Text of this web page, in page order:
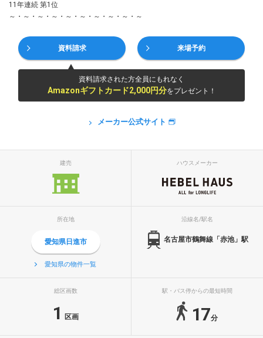
11年連続 第1位
～・～・～・～・～・～・～・～・～・～
資料請求 来場予約
資料請求された方全員にもれなく
Amazonギフトカード2,000円分をプレゼント！
メーカー公式サイト
建売 ハウスメーカー
所在地
愛知県日進市
愛知県の物件一覧
沿線名/駅名
名古屋市鶴舞線「赤池」駅
総区画数
1 区画
駅・バス停からの最短時間
17分